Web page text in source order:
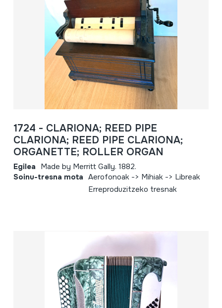
1724 - CLARIONA; REED PIPE
CLARIONA; REED PIPE CLARIONA;
ORGANETTE; ROLLER ORGAN
Egilea Made by Merritt Gally. 1882.
Soinu-tresna mota Aerofonoak -> Mihiak -> Libreak
Erreproduzitzeko tresnak